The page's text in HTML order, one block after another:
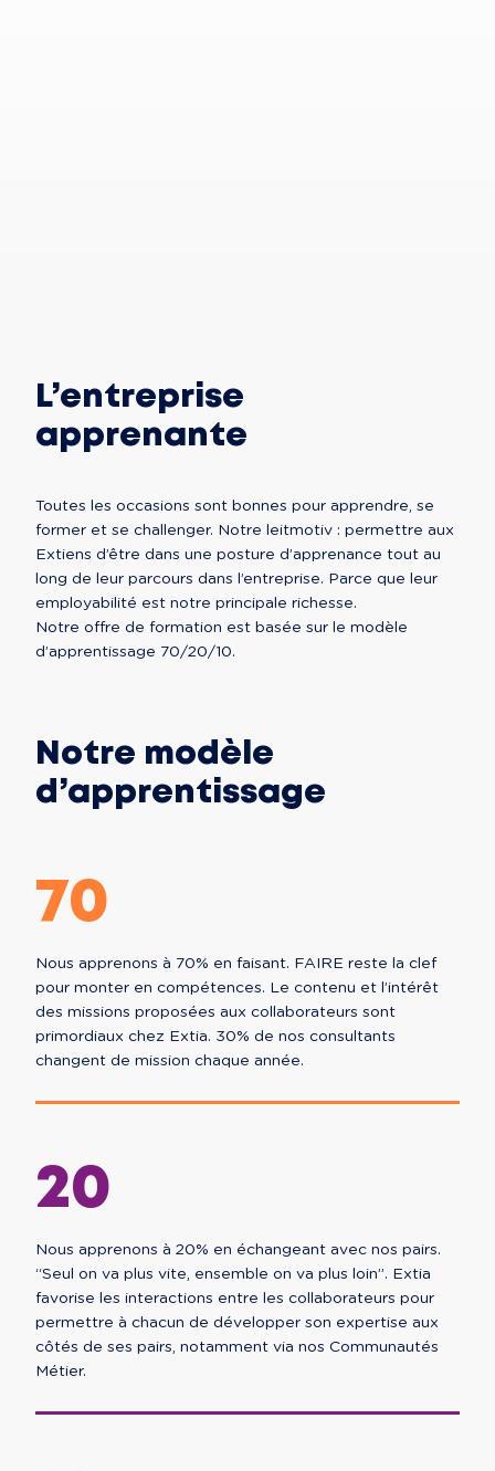
L’entreprise
apprenante
Toutes les occasions sont bonnes pour apprendre, se
former et se challenger. Notre leitmotiv : permettre aux
Extiens d’être dans une posture d’apprenance tout au
long de leur parcours dans l’entreprise. Parce que leur
employabilité est notre principale richesse.
Notre offre de formation est basée sur le modèle
d’apprentissage 70/20/10.
Notre modèle
d’apprentissage
70
Nous apprenons à 70% en faisant. FAIRE reste la clef
pour monter en compétences. Le contenu et l’intérêt
des missions proposées aux collaborateurs sont
primordiaux chez Extia. 30% de nos consultants
changent de mission chaque année.
20
Nous apprenons à 20% en échangeant avec nos pairs.
“Seul on va plus vite, ensemble on va plus loin”. Extia
favorise les interactions entre les collaborateurs pour
permettre à chacun de développer son expertise aux
côtés de ses pairs, notamment via nos Communautés
Métier.